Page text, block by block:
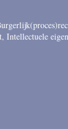
Intellectuele